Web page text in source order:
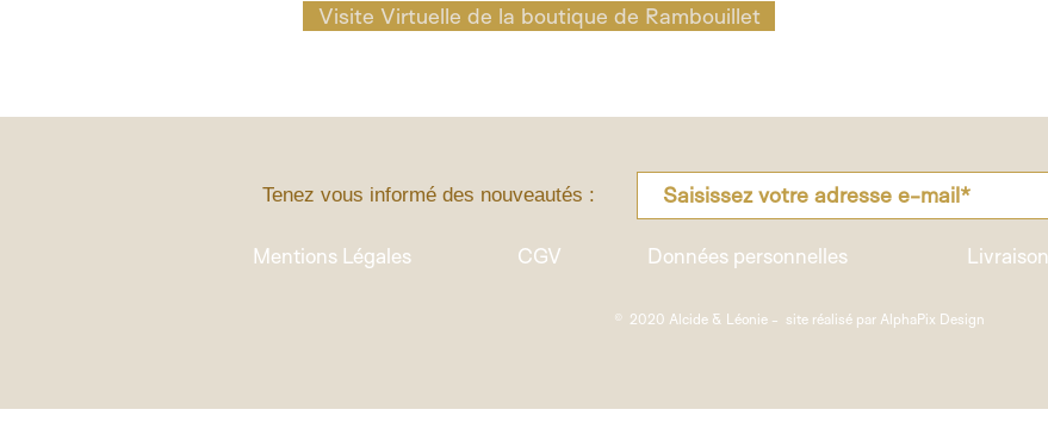
Visite Virtuelle de la boutique de Rambouillet
Tenez vous informé des nouveautés :
Mentions Légales CGV Données personnelles Livraison
© 2020 Alcide & Léonie - site réalisé par AlphaPix Design